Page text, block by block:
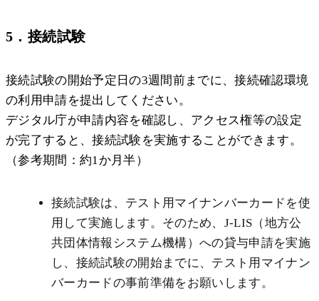
5．接続試験
接続試験の開始予定日の3週間前までに、接続確認環境
の利用申請を提出してください。
デジタル庁が申請内容を確認し、アクセス権等の設定
が完了すると、接続試験を実施することができます。
（参考期間：約1か月半）
接続試験は、テスト用マイナンバーカードを使
用して実施します。そのため、J-LIS（地方公
共団体情報システム機構）への貸与申請を実施
し、接続試験の開始までに、テスト用マイナン
バーカードの事前準備をお願いします。